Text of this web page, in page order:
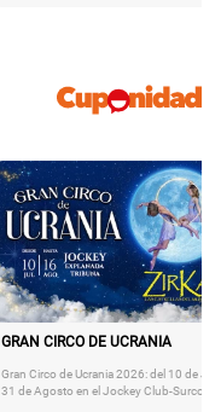
GRAN CIRCO DE UCRANIA
Gran Circo de Ucrania 2026: del 10 de
31 de Agosto en el Jockey Club-Surco